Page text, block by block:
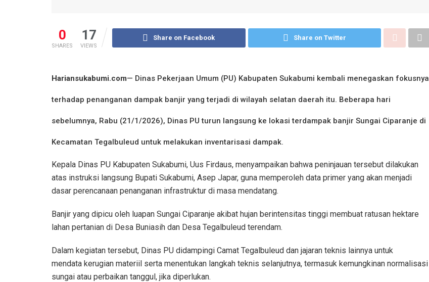
0
SHARES
17
VIEWS
Share on Facebook Share on Twitter
Hariansukabumi.com— Dinas Pekerjaan Umum (PU) Kabupaten Sukabumi kembali menegaskan fokusnya
terhadap penanganan dampak banjir yang terjadi di wilayah selatan daerah itu. Beberapa hari
sebelumnya, Rabu (21/1/2026), Dinas PU turun langsung ke lokasi terdampak banjir Sungai Ciparanje di
Kecamatan Tegalbuleud untuk melakukan inventarisasi dampak.
Kepala Dinas PU Kabupaten Sukabumi, Uus Firdaus, menyampaikan bahwa peninjauan tersebut dilakukan
atas instruksi langsung Bupati Sukabumi, Asep Japar, guna memperoleh data primer yang akan menjadi
dasar perencanaan penanganan infrastruktur di masa mendatang.
Banjir yang dipicu oleh luapan Sungai Ciparanje akibat hujan berintensitas tinggi membuat ratusan hektare
lahan pertanian di Desa Buniasih dan Desa Tegalbuleud terendam.
Dalam kegiatan tersebut, Dinas PU didampingi Camat Tegalbuleud dan jajaran teknis lainnya untuk
mendata kerugian materiil serta menentukan langkah teknis selanjutnya, termasuk kemungkinan normalisasi
sungai atau perbaikan tanggul, jika diperlukan.